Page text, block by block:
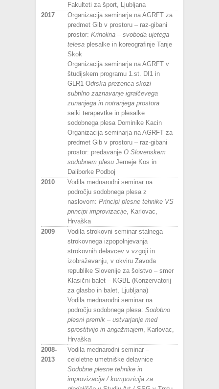
Fakulteti za šport, Ljubljana
2017
Organizacija seminarja na AGRFT za
predmet Gib v prostoru – raz-gibani
prostor: Krinolina – svoboda ujetega
telesa plesalke in koreografinje Tanje
Skok
Organizacija seminarja na AGRFT v
študijskem programu 1.st. DI1 in
GLR1 Odrska prezenca skozi
subtilno zaznavanje igralčevega
zunanjega in notranjega prostora
seiki terapevtke in plesalke
sodobnega plesa Dominike Kacin
Organizacija seminarja na AGRFT za
predmet Gib v prostoru – raz-gibani
prostor: predavanje O Slovenskem
sodobnem plesu Jerneje Kos in
Daliborke Podboj
2010
Vodila mednarodni seminar na
področju sodobnega plesa z
naslovom: Principi plesne tehnike VS
principi improvizacije , Karlovac,
Hrvaška
2009
Vodila strokovni seminar stalnega
strokovnega izpopolnjevanja
strokovnih delavcev v vzgoji in
izobraževanju, v okviru Zavoda
republike Slovenije za šolstvo – smer
Klasični balet – KGBL (Konzervatorij
za glasbo in balet, Ljubljana)
Vodila mednarodni seminar na
področju sodobnega plesa: Sodobno
plesni premik – ustvarjanje med
sprostitvijo in angažmajem , Karlovac,
Hrvaška
2008-
2013
Vodila mednarodni seminar –
celoletne umetniške delavnice
Sodobne plesne tehnike in
improvizacija / kompozicija za